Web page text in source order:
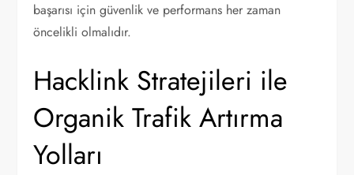
başarısı için güvenlik ve performans her zaman
öncelikli olmalıdır.
Hacklink Stratejileri ile
Organik Trafik Artırma
Yolları